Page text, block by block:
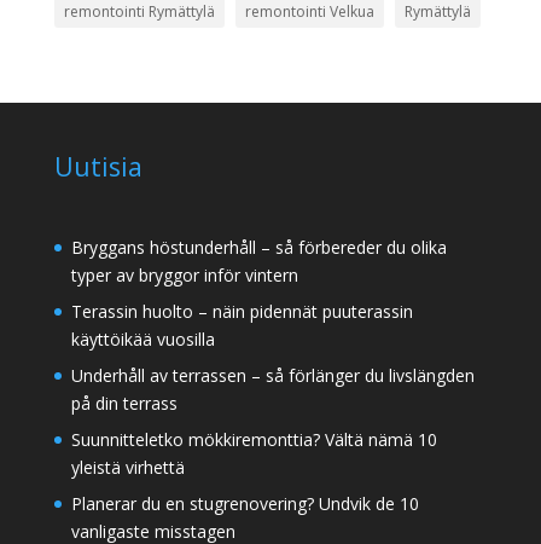
remontointi Rymättylä
remontointi Velkua Rymättylä
Uutisia
Bryggans höstunderhåll – så förbereder du olika
typer av bryggor inför vintern
Terassin huolto – näin pidennät puuterassin
käyttöikää vuosilla
Underhåll av terrassen – så förlänger du livslängden
på din terrass
Suunnitteletko mökkiremonttia? Vältä nämä 10
yleistä virhettä
Planerar du en stugrenovering? Undvik de 10
vanligaste misstagen